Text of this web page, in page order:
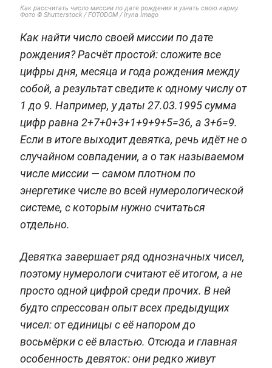
Как рассчитать число миссии по дате рождения и узнать свою карму.
Фото © Shutterstock / FOTODOM / Iryna Imago
Как найти число своей миссии по дате
рождения? Расчёт простой: сложите все
цифры дня, месяца и года рождения между
собой, а результат сведите к одному числу от
1 до 9. Например, у даты 27.03.1995 сумма
цифр равна 2+7+0+3+1+9+9+5=36, а 3+6=9.
Если в итоге выходит девятка, речь идёт не о
случайном совпадении, а о так называемом
числе миссии — самом плотном по
энергетике числе во всей нумерологической
системе, с которым нужно считаться
отдельно.
Девятка завершает ряд однозначных чисел,
поэтому нумерологи считают её итогом, а не
просто одной цифрой среди прочих. В ней
будто спрессован опыт всех предыдущих
чисел: от единицы с её напором до
восьмёрки с её властью. Отсюда и главная
особенность девяток: они редко живут